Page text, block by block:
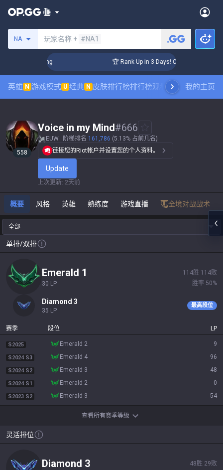
NA 玩家名称 + #NA1
🏆 Rank Up in 3 Days! Challenger Coaching
英雄 N 游戏模式 U 经典 N 皮肤排行榜排行榜观看职业比赛数据统
我的主页
558
Voice in my Mind#666
EUW 阶梯排名 161,786 (5.13% 占前几名)
链接您的Riot帐户并设置您的个人资料。
Update
上次更新: 2天前
概要 风格 英雄 熟练度 游戏直播 全境对战战术
全部
单排/双排
emerald 1
30 LP
114胜 114败
胜率 50%
diamond 3
35 LP
最高段位
赛季 段位 LP
S2025 emerald 2 9
S2024 S3 emerald 4 96
S2024 S2 emerald 3 48
S2024 S1 emerald 2 0
S2023 S2 emerald 3 54
查看所有赛季等级
灵活排位
diamond 3 48胜 29败